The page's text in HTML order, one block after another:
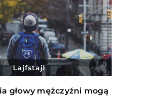
Lajfstajl
głowy mężczyźni mogą